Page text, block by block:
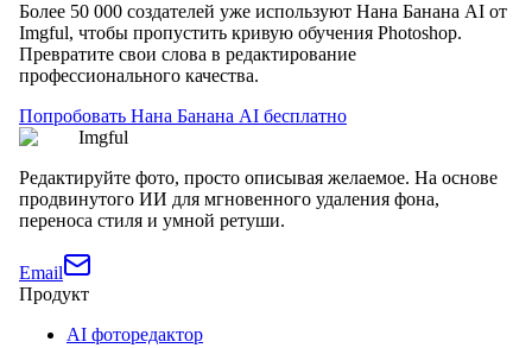
Более 50 000 создателей уже используют Нана Банана AI от
Imgful, чтобы пропустить кривую обучения Photoshop.
Превратите свои слова в редактирование
профессионального качества.
Попробовать Нана Банана AI бесплатно
Imgful
Редактируйте фото, просто описывая желаемое. На основе
продвинутого ИИ для мгновенного удаления фона,
переноса стиля и умной ретуши.
Email
Продукт
AI фоторедактор